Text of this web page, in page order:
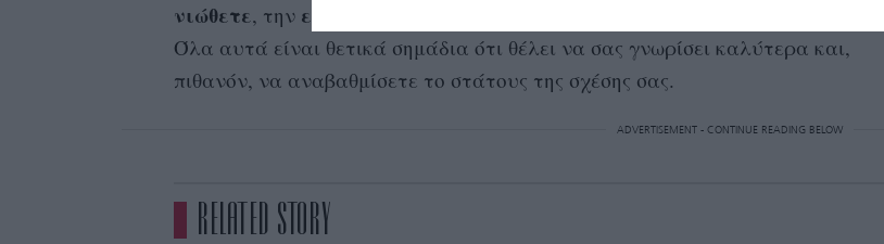
νιώθετε, την εξέλιξη
Όλα αυτά είναι θετικά σημάδια ότι θέλει να σας γνωρίσει καλύτερα και,
πιθανόν, να αναβαθμίσετε το στάτους της σχέσης σας.
ADVERTISEMENT - CONTINUE READING BELOW
RELATED STORY